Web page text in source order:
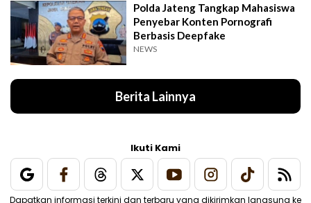
Polda Jateng Tangkap Mahasiswa
Penyebar Konten Pornografi
Berbasis Deepfake
NEWS
Berita Lainnya
Ikuti Kami
Dapatkan informasi terkini dan terbaru yang dikirimkan langsung ke